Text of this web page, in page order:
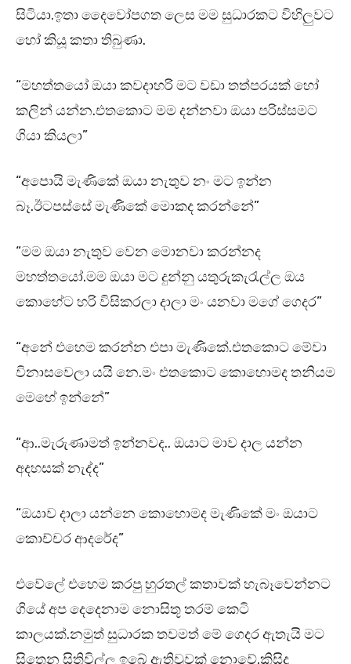
සිටියා.ඉතා දෛවෝපගත ලෙස මම සුධාරකට විහිලුවට
හෝ කියූ කතා තිබුණා.
“මහත්තයෝ ඔයා කවදාහරි මට වඩා තත්පරයක් හෝ
කලින් යන්න.එතකොට මම දන්නවා ඔයා පරිස්සමට
ගියා කියලා”
“අපොයි මැණිකේ ඔයා නැතුව නං මට ඉන්න
බෑ.ඊටපස්සේ මැණිකේ මොකද කරන්නේ”
“මම ඔයා නැතුව වෙන මොනවා කරන්නද
මහත්තයෝ.මම ඔයා මට දුන්නු යතුරුකැරැල්ල ඔය
කොහේට හරි විසිකරලා දාලා මං යනවා මගේ ගෙදර”
“අනේ එහෙම කරන්න එපා මැණිකේ.එතකොට මේවා
විනාසවෙලා යයි නෙ.මං එතකොට කොහොමද තනියම
මෙහේ ඉන්නේ”
“ආ..මැරුණාමත් ඉන්නවද.. ඔයාට මාව දාල යන්න
අදහසක් නැද්ද”
“ඔයාව දාලා යන්නෙ කොහොමද මැණිකේ මං ඔයාට
කොච්චර ආදරේද”
එවේලේ එහෙම කරපු හුරතල් කතාවක් හැබෑවෙන්නට
ගියේ අප දෙදෙනාම නොසිතූ තරම් කෙටි
කාලයක්.නමුත් සුධාරක තවමත් මේ ගෙදර ඇතැයි මට
සිතෙන සිතිවිල්ල ඉබේ ඇතිවූවක් නොවේ.කිසිදු